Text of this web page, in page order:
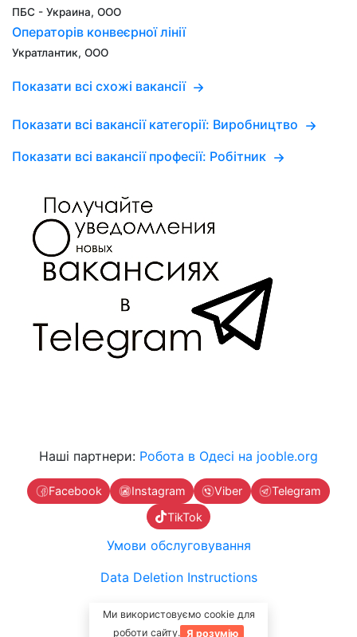
Ми використовуємо cookie для
роботи сайту. Я розумію
ПБС - Украина, ООО
Операторів конвеєрної лінії
Укратлантик, ООО
Показати всі схожі вакансії
Показати всі вакансії категорії: Виробництво
Показати всі вакансії професії: Робітник
Наші партнери: Робота в Одесі на jooble.org
Facebook Instagram Viber
Telegram
TikTok
Умови обслуговування
Data Deletion Instructions
Зв'яжіться з нами